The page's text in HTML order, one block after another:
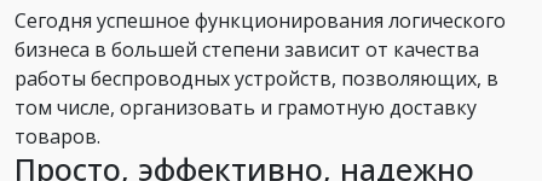
Сегодня успешное функционирования логического
бизнеса в большей степени зависит от качества
работы беспроводных устройств, позволяющих, в
том числе, организовать и грамотную доставку
товаров.
Просто, эффективно, надежно